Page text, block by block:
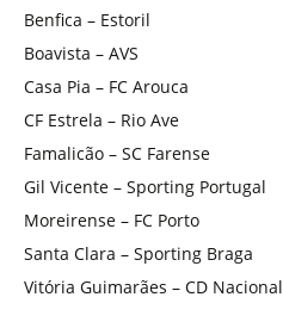
Benfica – Estoril
Boavista – AVS
Casa Pia – FC Arouca
CF Estrela – Rio Ave
Famalicão – SC Farense
Gil Vicente – Sporting Portugal
Moreirense – FC Porto
Santa Clara – Sporting Braga
Vitória Guimarães – CD Nacional